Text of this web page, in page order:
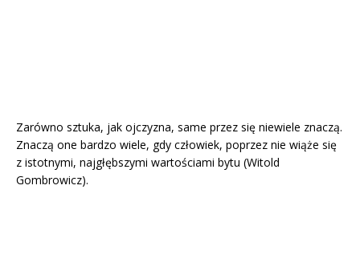
Zarówno sztuka, jak ojczyzna, same przez się niewiele znaczą.
Znaczą one bardzo wiele, gdy człowiek, poprzez nie wiąże się
z istotnymi, najgłębszymi wartościami bytu (Witold
Gombrowicz).